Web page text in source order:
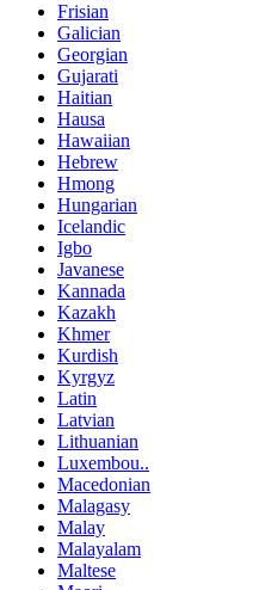
Frisian
Galician
Georgian
Gujarati
Haitian
Hausa
Hawaiian
Hebrew
Hmong
Hungarian
Icelandic
Igbo
Javanese
Kannada
Kazakh
Khmer
Kurdish
Kyrgyz
Latin
Latvian
Lithuanian
Luxembou..
Macedonian
Malagasy
Malay
Malayalam
Maltese